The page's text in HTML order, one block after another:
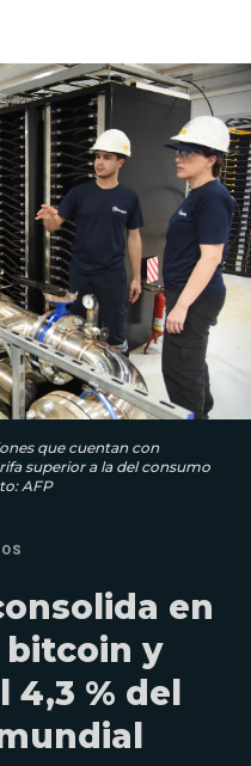
que cuentan con
superior a la del consumo
AFP
en
bitcoin y
% del